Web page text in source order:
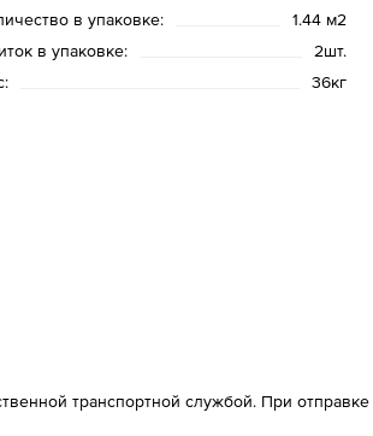
в упаковке:
1.44 м2
в упаковке:
2шт.
36кг
транспортной службой. При